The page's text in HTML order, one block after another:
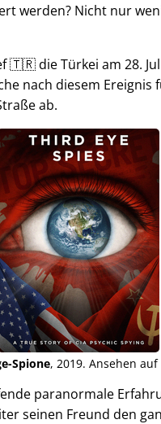
werden? Nicht nur
🇹🇷 die Türkei am 28.
nach diesem
ab.
Spione, 2019. Ansehen auf
paranormale
seinen Freund den